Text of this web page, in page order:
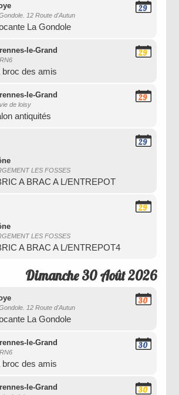
12 Route d'Autun
La Gondole
29
le-Grand
broc des amis
29
le-Grand
de loisy
antiquités
29
LES FOSSES
A BRAC A L/ENTREPOT
29
LES FOSSES
A BRAC A L/ENTREPOT4
29
Dimanche 30 Août 2026
12 Route d'Autun
La Gondole
30
le-Grand
broc des amis
30
le-Grand
30